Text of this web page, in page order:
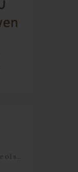
Comfortabele slippers voor brede of smalle voeten